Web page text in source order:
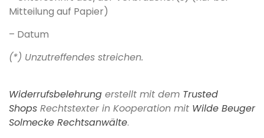
Mitteilung auf Papier)
– Datum
(*) Unzutreffendes streichen.
Widerrufsbelehrung erstellt mit dem Trusted
Shops Rechtstexter in Kooperation mit Wilde Beuger
Solmecke Rechtsanwälte.